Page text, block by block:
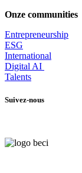
Onze communities
Entrepreneurship
ESG
International
Digital AI
Talents
Suivez-nous